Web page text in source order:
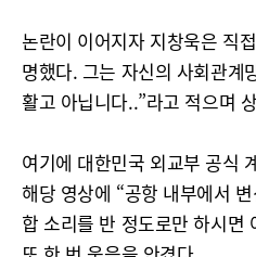
논란이 이어지자 지창욱은 직
명했다. 그는 자신의 사회관계
활고 아닙니다..”라고 적으며
여기에 대한민국 외교부 공식
해당 영상에 “공항 내부에서
합 소리를 반 정도로만 하시면